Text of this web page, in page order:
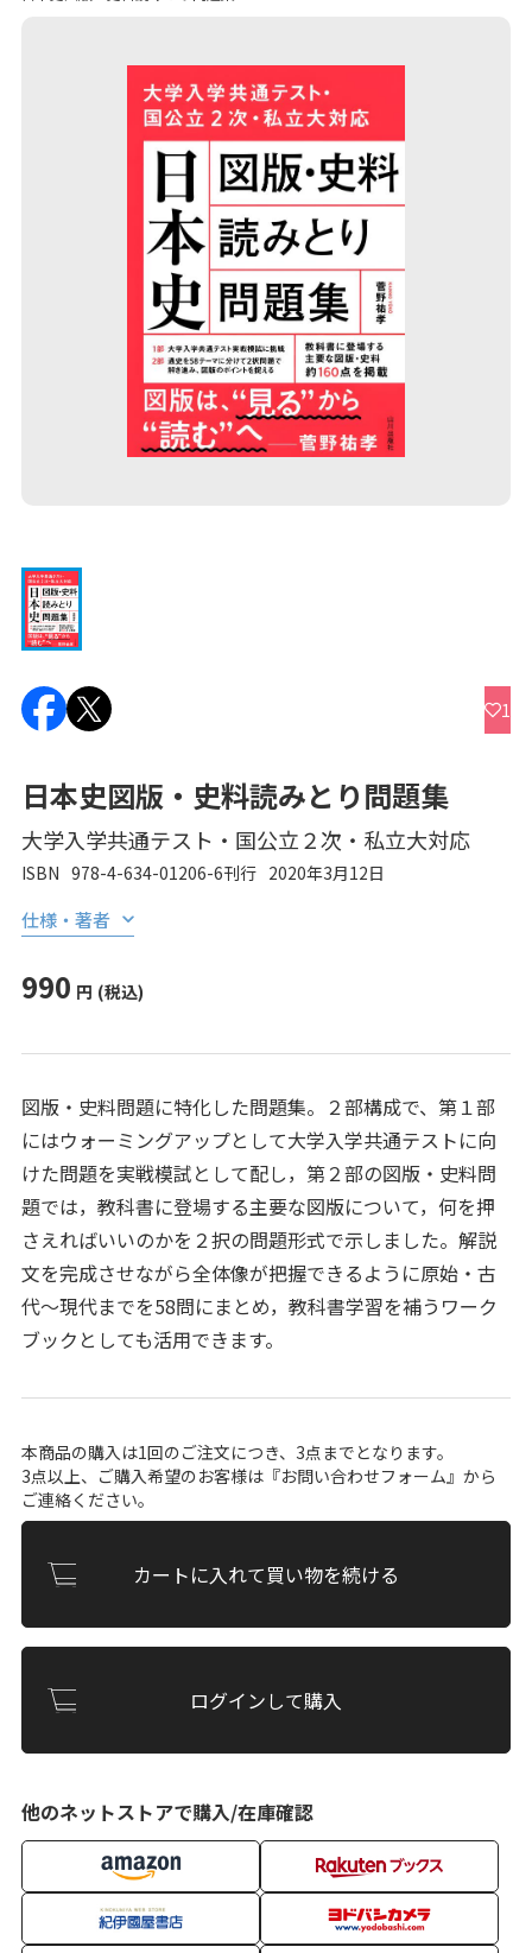
1
日本史図版・史料読みとり問題集
大学入学共通テスト・国公立２次・私立大対応
ISBN 978-4-634-01206-6刊行 2020年3月12日
仕様・著者
990 円 (税込)
図版・史料問題に特化した問題集。２部構成で、第１部
にはウォーミングアップとして大学入学共通テストに向
けた問題を実戦模試として配し，第２部の図版・史料問
題では，教科書に登場する主要な図版について，何を押
さえればいいのかを２択の問題形式で示しました。解説
文を完成させながら全体像が把握できるように原始・古
代～現代までを58問にまとめ，教科書学習を補うワーク
ブックとしても活用できます。
本商品の購入は1回のご注文につき、3点までとなります。
3点以上、ご購入希望のお客様は『お問い合わせフォーム 』から
ご連絡ください。
カートに入れて買い物を続ける
ログインして購入
他のネットストアで購入/在庫確認